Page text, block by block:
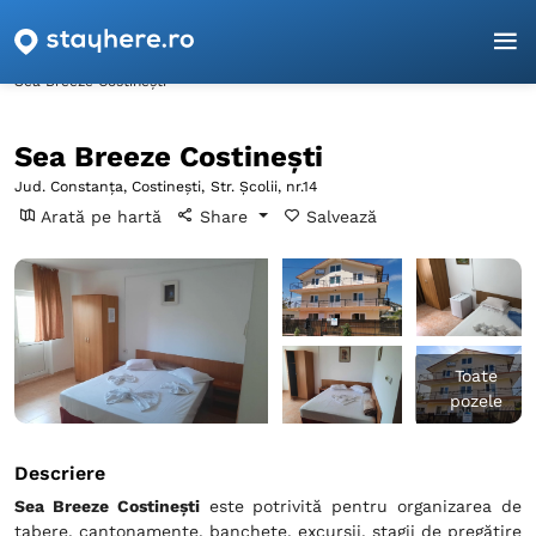
Pagina principală
Sea Breeze Costinești
Sea Breeze Costinești
Jud. Constanța, Costineşti, Str. Școlii, nr.14
Arată pe hartă Share Salvează
Toate
pozele
Descriere
Sea Breeze Costineștieste potrivită pentru organizarea de
tabere, cantonamente, banchete, excursii, stagii de pregătire